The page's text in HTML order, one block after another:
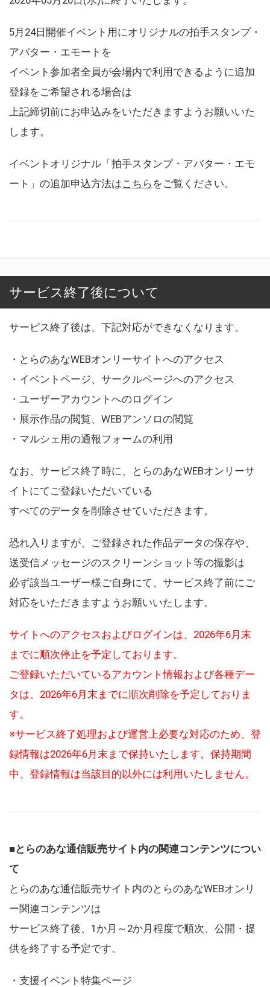
5月24日開催イベント用にオリジナルの拍手スタンプ・
アバター・エモートを
イベント参加者全員が会場内で利用できるように追加
登録をご希望される場合は
上記締切前にお申込みをいただきますようお願いいた
します。
イベントオリジナル「拍手スタンプ・アバター・エモ
ート」の追加申込方法はこちら をご覧ください。
サービス終了後について
サービス終了後は、下記対応ができなくなります。
・とらのあなWEBオンリーサイトへのアクセス
・イベントページ、サークルページへのアクセス
・ユーザーアカウントへのログイン
・展示作品の閲覧、WEBアンソロの閲覧
・マルシェ用の通報フォームの利用
なお、サービス終了時に、とらのあなWEBオンリーサ
イトにてご登録いただいている
すべてのデータを削除させていただきます。
恐れ入りますが、ご登録された作品データの保存や、
送受信メッセージのスクリーンショット等の撮影は
必ず該当ユーザー様ご自身にて、サービス終了前にご
対応をいただきますようお願いいたします。
サイトへのアクセスおよびログインは、2026年6月末
までに順次停止を予定しております。
ご登録いただいているアカウント情報および各種デー
タは、2026年6月末までに順次削除を予定しておりま
す。
※サービス終了処理および運営上必要な対応のため、登
録情報は2026年6月末まで保持いたします。保持期間
中、登録情報は当該目的以外には利用いたしません。
■とらのあな通信販売サイト内の関連コンテンツについ
て
とらのあな通信販売サイト内のとらのあなWEBオンリ
ー関連コンテンツは
サービス終了後、1か月～2か月程度で順次、公開・提
供を終了する予定です。
・支援イベント特集ページ